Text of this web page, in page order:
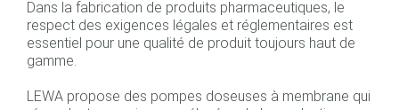
Applications
Services
Consulting
Dans la fabrication de produits pharmaceutiques, le
respect des exigences légales et réglementaires est
essentiel pour une qualité de produit toujours haut de
gamme.
LEWA propose des pompes doseuses à membrane qui